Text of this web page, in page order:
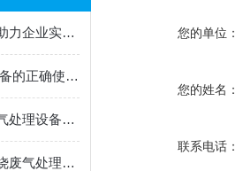
活性炭吸附脱附装置助力企业实现绿色可持续发展
简述RCO催化燃烧设备的正确使用步骤
定期维护催化燃烧废气处理设备为工业生产提供可靠的环保保障
一文与您分享催化燃烧废气处理设备的各组成部件功能特点
您的单位：
您的姓名：
联系电话：